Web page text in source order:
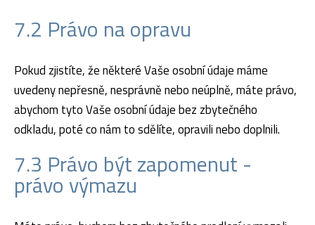
7.2 Právo na opravu
Pokud zjistíte, že některé Vaše osobní údaje máme
uvedeny nepřesně, nesprávně nebo neúplně, máte právo,
abychom tyto Vaše osobní údaje bez zbytečného
odkladu, poté co nám to sdělíte, opravili nebo doplnili.
7.3 Právo být zapomenut -
právo výmazu